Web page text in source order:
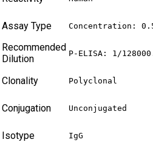
Assay Type Concentration:
Recommended
Dilution
P-ELISA: 1/
Clonality Polyclonal
Conjugation Unconjugated
Isotype IgG